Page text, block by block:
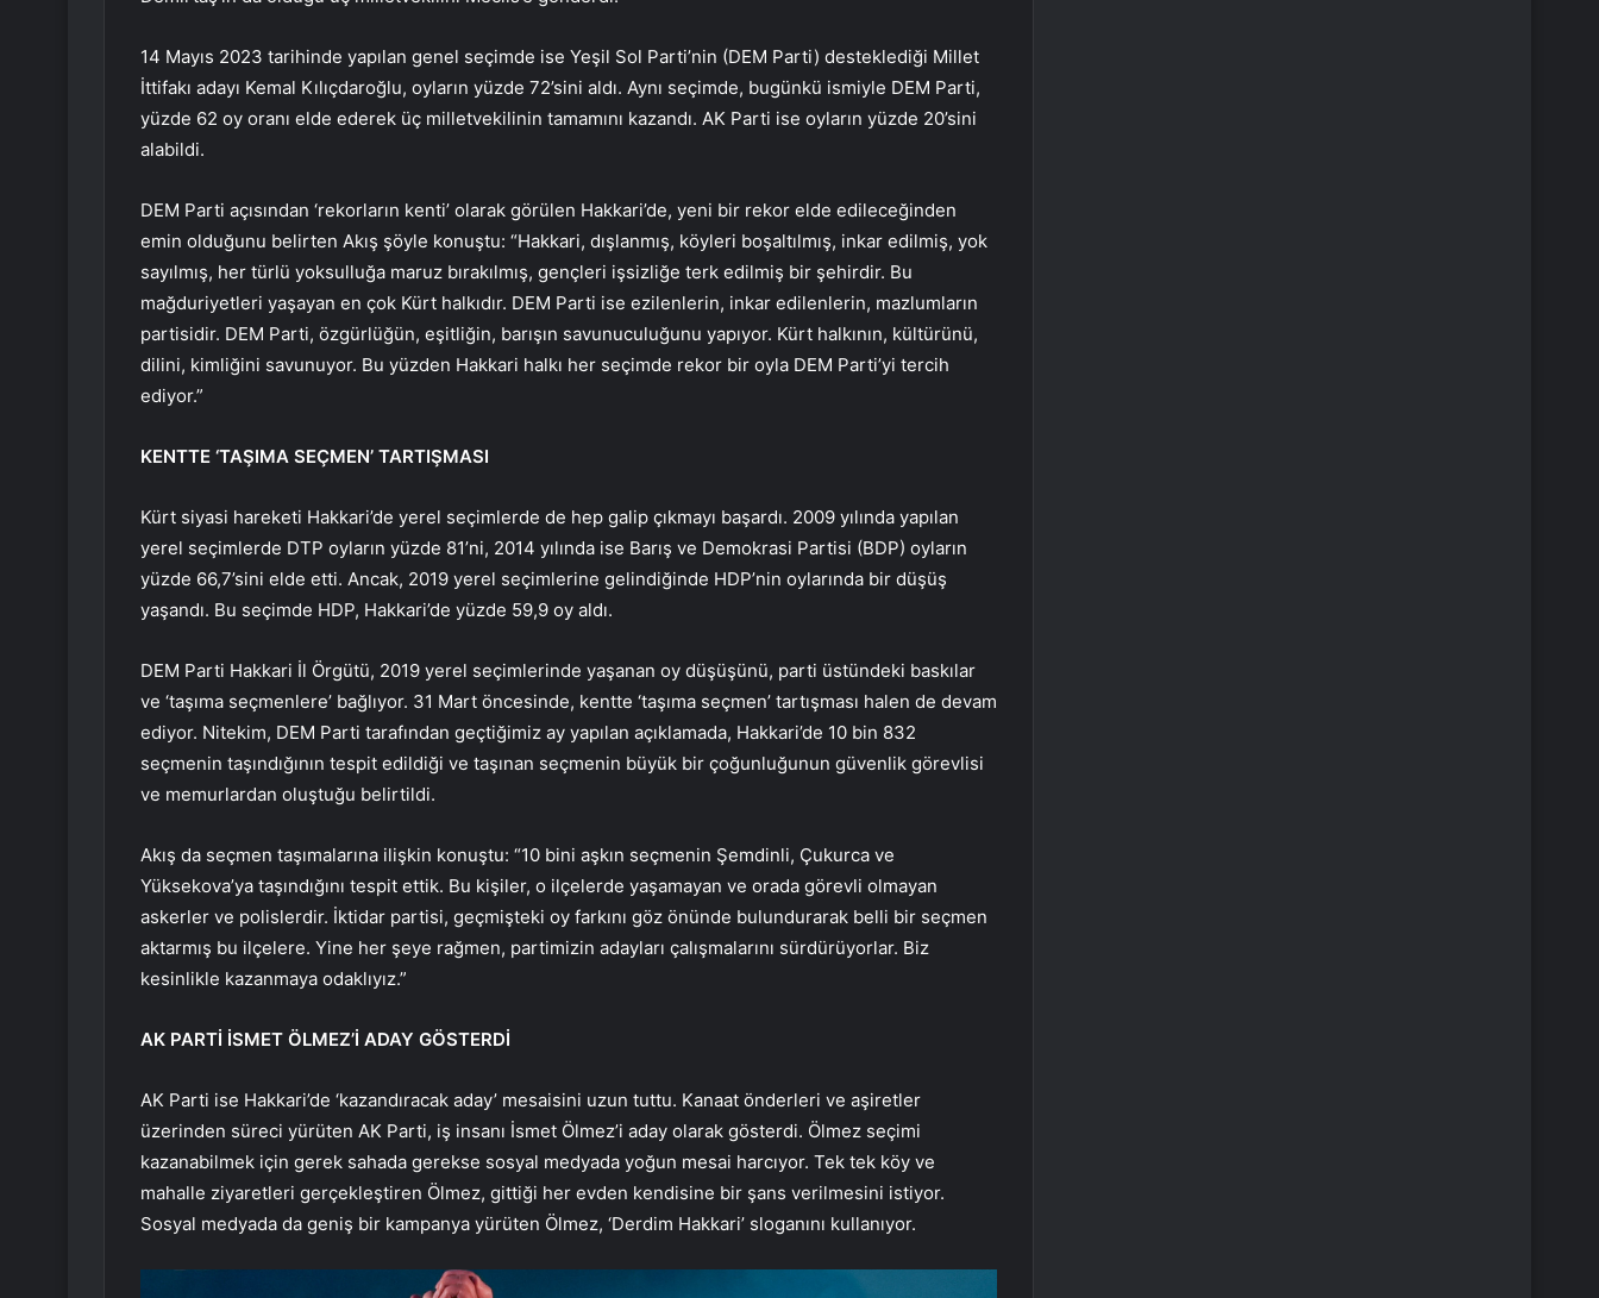
14 Mayıs 2023 tarihinde yapılan genel seçimde ise Yeşil Sol Parti’nin (DEM Parti) desteklediği Millet
İttifakı adayı Kemal Kılıçdaroğlu, oyların yüzde 72’sini aldı. Aynı seçimde, bugünkü ismiyle DEM Parti,
yüzde 62 oy oranı elde ederek üç milletvekilinin tamamını kazandı. AK Parti ise oyların yüzde 20’sini
alabildi.
DEM Parti açısından ‘rekorların kenti’ olarak görülen Hakkari’de, yeni bir rekor elde edileceğinden
emin olduğunu belirten Akış şöyle konuştu: “Hakkari, dışlanmış, köyleri boşaltılmış, inkar edilmiş, yok
sayılmış, her türlü yoksulluğa maruz bırakılmış, gençleri işsizliğe terk edilmiş bir şehirdir. Bu
mağduriyetleri yaşayan en çok Kürt halkıdır. DEM Parti ise ezilenlerin, inkar edilenlerin, mazlumların
partisidir. DEM Parti, özgürlüğün, eşitliğin, barışın savunuculuğunu yapıyor. Kürt halkının, kültürünü,
dilini, kimliğini savunuyor. Bu yüzden Hakkari halkı her seçimde rekor bir oyla DEM Parti’yi tercih
ediyor.”
KENTTE ‘TAŞIMA SEÇMEN’ TARTIŞMASI
Kürt siyasi hareketi Hakkari’de yerel seçimlerde de hep galip çıkmayı başardı. 2009 yılında yapılan
yerel seçimlerde DTP oyların yüzde 81’ni, 2014 yılında ise Barış ve Demokrasi Partisi (BDP) oyların
yüzde 66,7’sini elde etti. Ancak, 2019 yerel seçimlerine gelindiğinde HDP’nin oylarında bir düşüş
yaşandı. Bu seçimde HDP, Hakkari’de yüzde 59,9 oy aldı.
DEM Parti Hakkari İl Örgütü, 2019 yerel seçimlerinde yaşanan oy düşüşünü, parti üstündeki baskılar
ve ‘taşıma seçmenlere’ bağlıyor. 31 Mart öncesinde, kentte ‘taşıma seçmen’ tartışması halen de devam
ediyor. Nitekim, DEM Parti tarafından geçtiğimiz ay yapılan açıklamada, Hakkari’de 10 bin 832
seçmenin taşındığının tespit edildiği ve taşınan seçmenin büyük bir çoğunluğunun güvenlik görevlisi
ve memurlardan oluştuğu belirtildi.
Akış da seçmen taşımalarına ilişkin konuştu: “10 bini aşkın seçmenin Şemdinli, Çukurca ve
Yüksekova’ya taşındığını tespit ettik. Bu kişiler, o ilçelerde yaşamayan ve orada görevli olmayan
askerler ve polislerdir. İktidar partisi, geçmişteki oy farkını göz önünde bulundurarak belli bir seçmen
aktarmış bu ilçelere. Yine her şeye rağmen, partimizin adayları çalışmalarını sürdürüyorlar. Biz
kesinlikle kazanmaya odaklıyız.”
AK PARTİ İSMET ÖLMEZ’İ ADAY GÖSTERDİ
AK Parti ise Hakkari’de ‘kazandıracak aday’ mesaisini uzun tuttu. Kanaat önderleri ve aşiretler
üzerinden süreci yürüten AK Parti, iş insanı İsmet Ölmez’i aday olarak gösterdi. Ölmez seçimi
kazanabilmek için gerek sahada gerekse sosyal medyada yoğun mesai harcıyor. Tek tek köy ve
mahalle ziyaretleri gerçekleştiren Ölmez, gittiği her evden kendisine bir şans verilmesini istiyor.
Sosyal medyada da geniş bir kampanya yürüten Ölmez, ‘Derdim Hakkari’ sloganını kullanıyor.